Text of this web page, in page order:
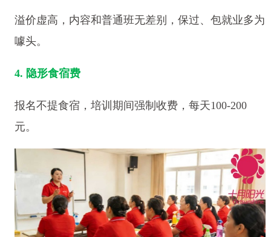
溢价虚高，内容和普通班无差别，保过、包就业多为
噱头。
4. 隐形食宿费
报名不提食宿，培训期间强制收费，每天100-200
元。